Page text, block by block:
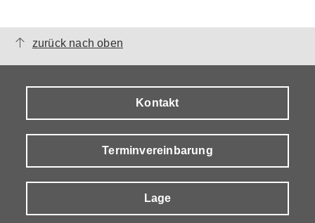
zurück nach oben
Kontakt
Terminvereinbarung
Lage